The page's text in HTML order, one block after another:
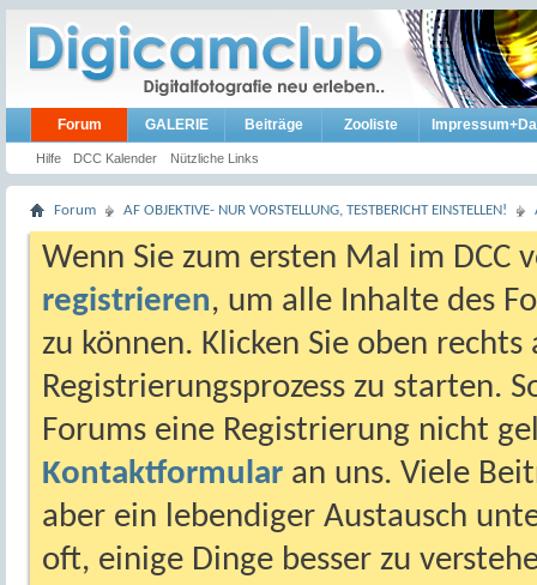
Forum
Hilfe DCC Kalender Nützliche Links
GALERIE Beiträge Zooliste
Forum AF OBJEKTIVE- NUR VORSTELLUNG, TESTBERICHT EINSTELLEN!
Wenn Sie zum ersten Mal im DCC
registrieren, um alle Inhalte des
zu können. Klicken Sie oben
Registrierungsprozess zu starten.
Forums eine Registrierung nicht
Kontaktformular an uns. Viele
aber ein lebendiger Austausch
oft, einige Dinge besser zu